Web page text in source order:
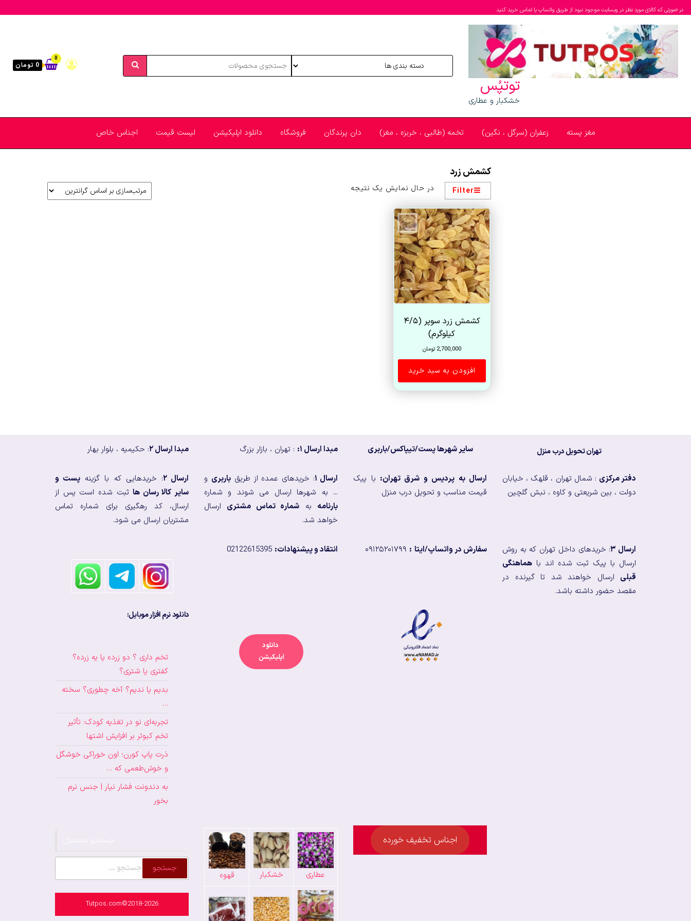
در صورتی که کالای مورد نظر در وبسایت موجود نبود از طریق واتساپ یا تماس خرید کنید
توتپُس
خشکبار و عطاری
0
0 تومان
مغز پسته زعفران (سرگل ، نگین) تخمه (طالبی ، خربزه ، مغز) دان پرندگان فروشگاه دانلود اپلیکیشن لیست قیمت اجناس خاص
کشمش زرد
Filter در حال نمایش یک نتیجه
کشمش زرد سوپر (۴/۵
کیلوگرم)
2,700,000 تومان
افزودن به سبد خرید
تهران تحویل درب منزل سایر شهرها پست/تیپاکس/باربری مبدا ارسال ۱: : تهران ، بازار بزرگ مبدا ارسال ۲ : حکیمیه ، بلوار بهار
دفتر مرکزی : شمال تهران ، قلهک ، خیابان
دولت ، بین شریعتی و کاوه ، نبش گلچین
ارسال به پردیس و شرق تهران: با پیک
قیمت مناسب و تحویل درب منزل
ارسال ۱ : خریدهای عمده از طریقباربری و
... به شهرها ارسال می شوند و شماره
بارنامه به شماره تماس مشتری ارسال
خواهد شد.
ارسال ۲ : خریدهایی که با گزینه پست و
سایر کالا رسان هاثبت شده است پس از
ارسال، کد رهگیری برای شماره تماس
مشتریان ارسال می شود.
ارسال ۳
: خریدهای داخل تهران که به روش
ارسال با پیک ثبت شده اند با هماهنگی
قبلی ارسال خواهند شد تا گیرنده در
مقصد حضور داشته باشد.
سفارش در واتساپ/ایتا : انتقاد و پیشنهادات:
دانلود نرم افزار موبایل:
دانلود
اپلیکیشن
تخم داری ؟ دو زرده یا یه زرده؟
کفتری یا شتری؟
بدیم یا ندیم؟ آخه چطوری؟ سخته
…
تجربه‌ای نو در تغذیه کودک: تأثیر
تخم کبوتر بر افزایش اشتها
ذرت پاپ کورن؛ اون خوراکی خوشگل
و خوش‌طعمی که …
به دندونت فشار نیار | جنس نرم
بخور
اجناس تخفیف خورده
عطاری خشکبار قهوه
جستجو
برای:
Tutpos.com©2018-2026